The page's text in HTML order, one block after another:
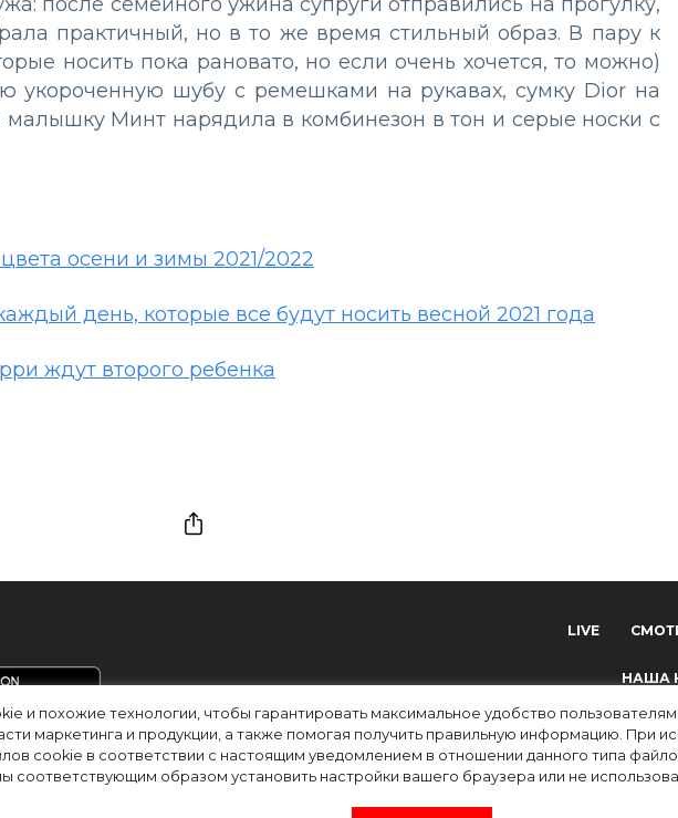
и похожие технологии, чтобы гарантировать максимальное удобство
маркетинга и продукции, а также помогая получить правильную информацию. При
cookie в соответствии с настоящим уведомлением в отношении данного типа
соответствующим образом установить настройки вашего браузера или не
практичный, но в то же время стильный образ. В пару к
носить пока рановато, но если очень хочется, то можно)
укороченную шубу с ремешками на рукавах, сумку Dior на
Минт нарядила в комбинезон в тон и серые носки с
осени и зимы 2021/2022
день, которые все будут носить весной 2021 года
ждут второго ребенка
LIVE
НАША
(доменное имя сайта: wfc.tv) зарегистрировано Федеральной службой по надзору в сфере связи,